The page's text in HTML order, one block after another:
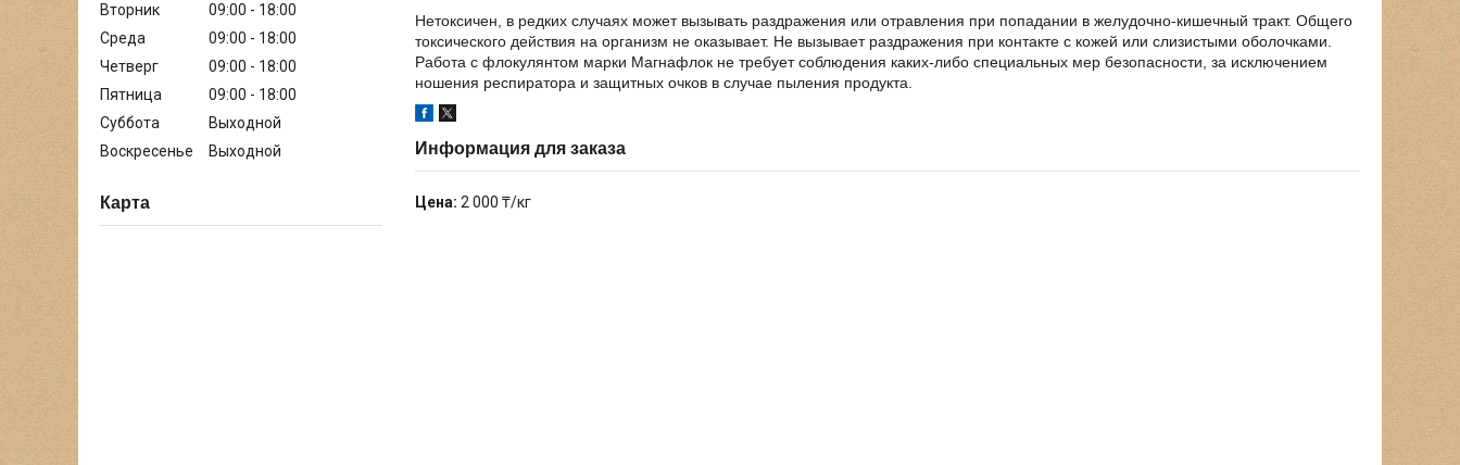
Нетоксичен, в редких случаях может вызывать раздражения или отравления при попадании в желудочно-кишечный тракт. Общего
токсического действия на организм не оказывает. Не вызывает раздражения при контакте с кожей или слизистыми оболочками.
Работа с флокулянтом марки Магнафлок не требует соблюдения каких-либо специальных мер безопасности, за исключением
ношения респиратора и защитных очков в случае пыления продукта.
Информация для заказа
Цена: 2 000 ₸/кг
Вторник
09:00
18:00
Среда
09:00
18:00
Четверг
09:00
18:00
Пятница
09:00
18:00
Суббота
Выходной
Воскресенье
Выходной
Карта